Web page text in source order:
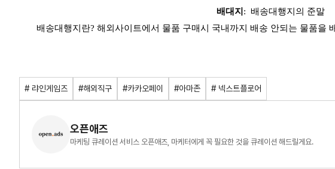
배대지: 배송대행지의 준말
배송대행지란? 해외사이트에서 물품 구매시 국내까지 배송 안되는 물품을
# 랴인게임즈 #해외직구 #카카오페이 #아마존 # 넥스트플로어
오픈애즈
마케팅 큐레이션 서비스 오픈애즈, 마케터에게 꼭 필요한 것을 큐레이션 해드릴게요.